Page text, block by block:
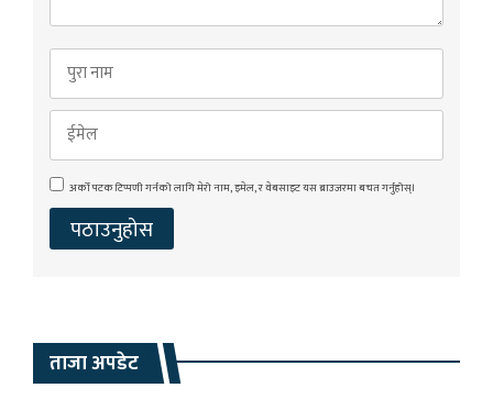
अर्को पटक टिप्पणी गर्नको लागि मेरो नाम, इमेल, र वेबसाइट यस ब्राउजरमा बचत गर्नुहोस्।
ताजा अपडेट